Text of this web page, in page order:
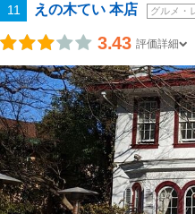
11 えの木てい 本店 グルメ・
3.43 評価詳細